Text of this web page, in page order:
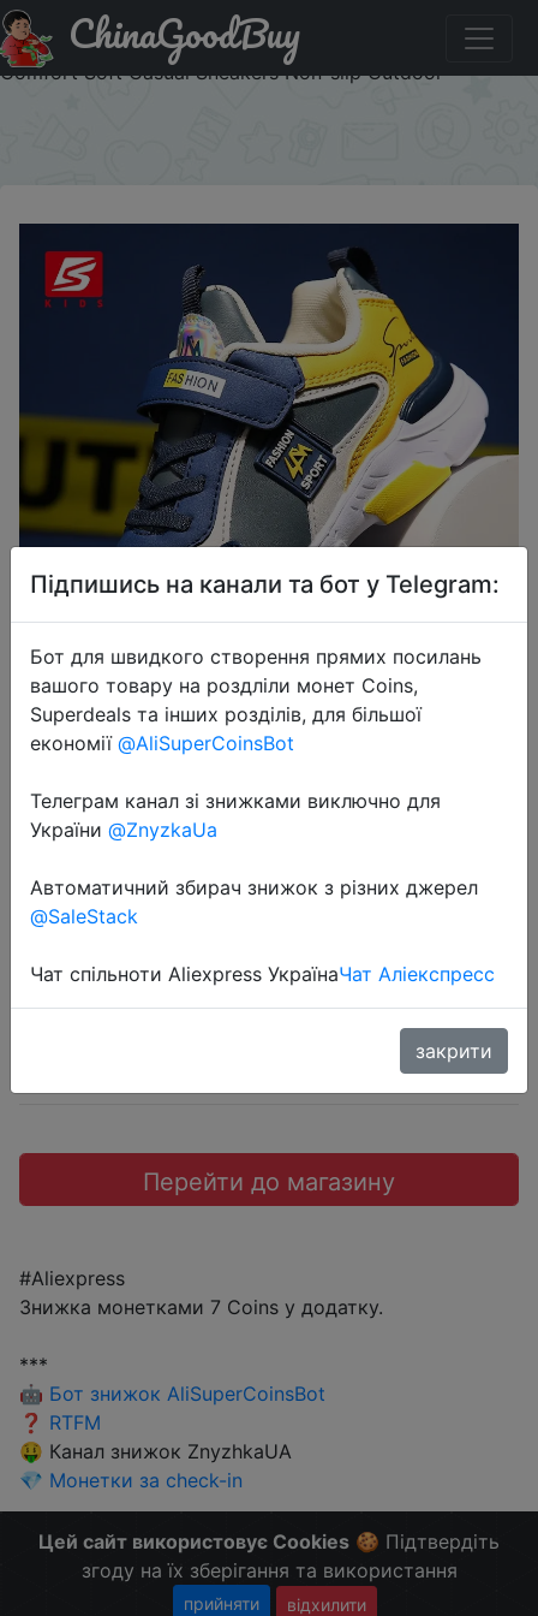
Придбати по знижці Baasploa New Kids Sport Shoes
Mesh Breathable Lightweight Running Shoes Children
Comfort Soft Casual Sneakers Non-slip Outdoor
ChinaGoodBuy
2025-07-13
Baasploa New Kids Sport Shoes
Running Shoes Children Comfort
Soft Casual Sneakers Non-slip
Outdoor
$6.44
Перейти до магазину
#Aliexpress
Знижка монетками 7 Coins у додатку.
***
🤖 Бот знижок AliSuperCoinsBot
❓ RTFM
🤑 Канал знижок ZnyzhkaUA
💎 Монетки за check-in
Більше Знижок і Халяви в @ZnyzhkaUA
Цей сайт використовує Cookies 🍪 Підтвердіть
згоду на їх зберігання та використання
прийняти відхилити
Підпишись на канали та бот у Telegram:
Бот для швидкого створення прямих посилань
вашого товару на роздліли монет Coins,
Superdeals та інших розділів, для більшої
економії @AliSuperCoinsBot
Телеграм канал зі знижками виключно для
України @ZnyzkaUa
Автоматичний збирач знижок з різних джерел
@SaleStack
Чат спільноти Aliexpress УкраїнаЧат Аліекспресс
закрити